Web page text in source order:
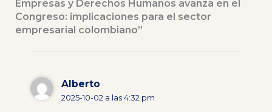
Empresas y Derechos Humanos avanza en el
Congreso: implicaciones para el sector
empresarial colombiano”
Alberto
2025-10-02 a las 4:32 pm